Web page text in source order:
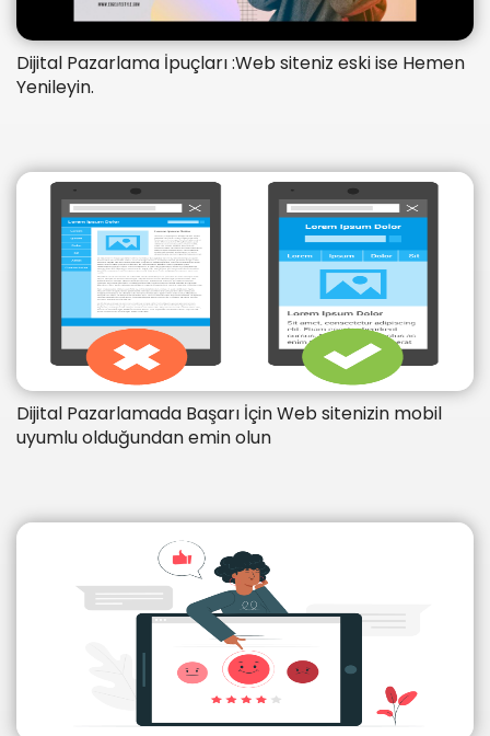
Dijital Pazarlama İpuçları :Web siteniz eski ise Hemen
Yenileyin.
Dijital Pazarlamada Başarı İçin Web sitenizin mobil
uyumlu olduğundan emin olun